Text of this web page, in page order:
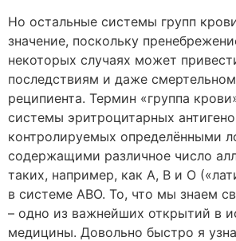
Но остальные системы групп
значение, поскольку
некоторых случаях может
последствиям и даже
реципиента. Термин «группа
системы эритроцитарных
контролируемых определёнными
содержащими различное число
таких, например, как A, B и O
в системе ABO. То, что мы знаем
– одно из важнейших открытий в
медицины. Довольно быстро я